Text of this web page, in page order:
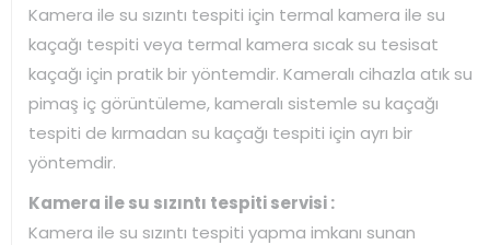
Kamera ile su sızıntı tespiti için termal kamera ile su
kaçağı tespiti veya termal kamera sıcak su tesisat
kaçağı için pratik bir yöntemdir. Kameralı cihazla atık su
pimaş iç görüntüleme, kameralı sistemle su kaçağı
tespiti de kırmadan su kaçağı tespiti için ayrı bir
yöntemdir.
Kamera ile su sızıntı tespiti servisi :
Kamera ile su sızıntı tespiti yapma imkanı sunan